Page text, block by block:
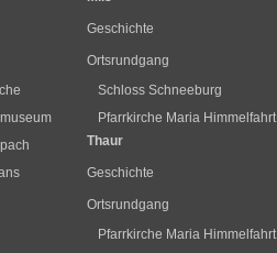
Geschichte
Ortsrundgang
Schloss Schneeburg
Pfarrkirche Maria Himmelfahrt
Thaur
Geschichte
Ortsrundgang
Pfarrkirche Maria Himmelfahrt